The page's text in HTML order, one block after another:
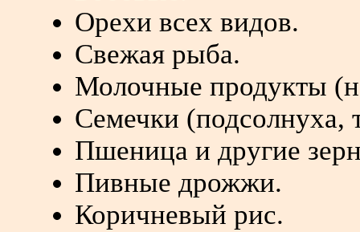
Орехи всех видов.
Свежая рыба.
Молочные продукты
Семечки (подсолнуха,
Пшеница и другие
Пивные дрожжи.
Коричневый рис.